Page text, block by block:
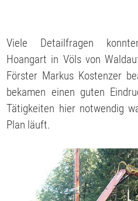
Viele Detailfragen
Hoangart in Völs von
Förster Markus Kostenzer
bekamen einen guten
Tätigkeiten hier notwendig
Plan läuft.